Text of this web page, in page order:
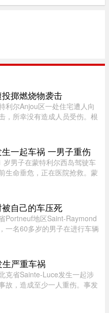
掷燃烧物袭击
利尔Anjou区一处住宅遭人向
，所幸没有造成人员受伤。根
avenue de ...
一起车祸 一男子重伤
岁男子在蒙特利尔西岛驾驶车
生命垂危，正在医院抢救。蒙
Hy ...
自己的车压死
Portneuf地区Saint-Raymond
一名60多岁的男子在进行车辆
Croix，当时一名 ...
严重车祸
克省Sainte-Luce发生一起涉
故，造成至少一人重伤。事发